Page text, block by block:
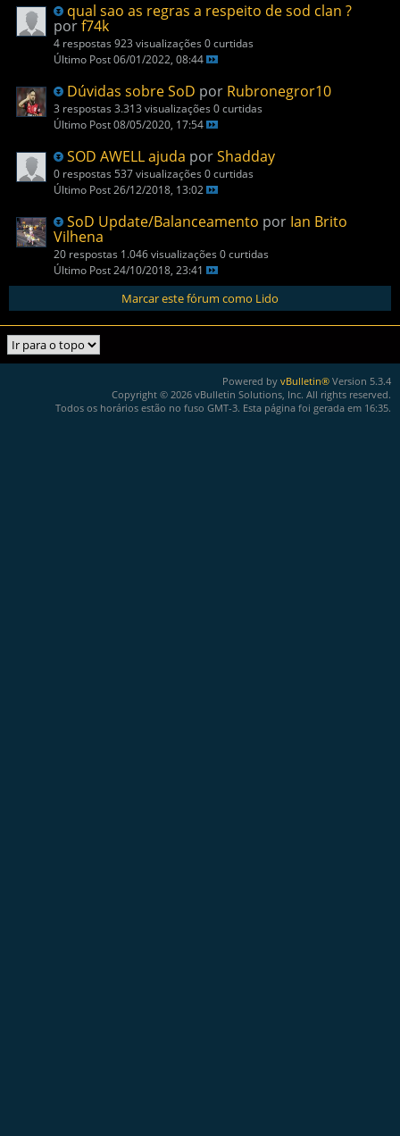
qual sao as regras a respeito de sod clan ?
porf74k
4 respostas 923 visualizações 0 curtidas
Último Post06/01/2022, 08:44
Dúvidas sobre SoD por Rubronegror10
3 respostas 3.313 visualizações 0 curtidas
Último Post08/05/2020, 17:54
SOD AWELL ajuda porShadday
0 respostas 537 visualizações 0 curtidas
Último Post 26/12/2018, 13:02
SoD Update/Balanceamento por Ian Brito
Vilhena
20 respostas 1.046 visualizações 0 curtidas
Último Post 24/10/2018, 23:41
Marcar este fórum como Lido
Powered by vBulletin® Version 5.3.4
Copyright © 2026 vBulletin Solutions, Inc. All rights reserved.
Todos os horários estão no fuso GMT-3. Esta página foi gerada em 16:35.